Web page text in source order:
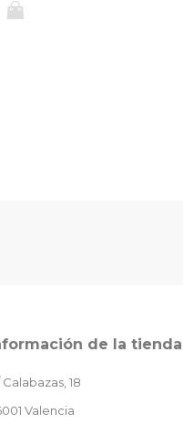
de la tienda
Calabazas, 18
Valencia